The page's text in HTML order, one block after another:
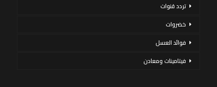
تردد قنوات
خضروات
فوائد العسل
فيتامينات ومعادن